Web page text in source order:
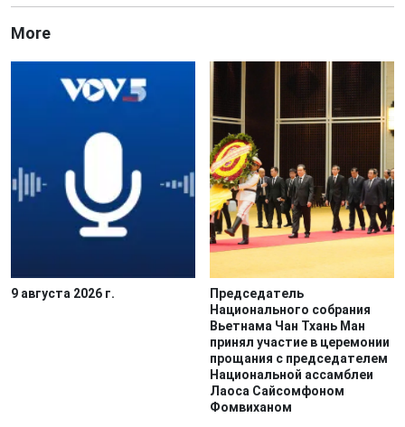
More
9 августа 2026 г.
Председатель
Национального собрания
Вьетнама Чан Тхань Ман
принял участие в церемонии
прощания с председателем
Национальной ассамблеи
Лаоса Сайсомфоном
Фомвиханом